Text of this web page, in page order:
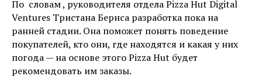
По словам , руководителя отдела Pizza Hut Digital
Ventures Тристана Бернса разработка пока на
ранней стадии. Она поможет понять поведение
покупателей, кто они, где находятся и какая у них
погода — на основе этого Pizza Hut будет
рекомендовать им заказы.